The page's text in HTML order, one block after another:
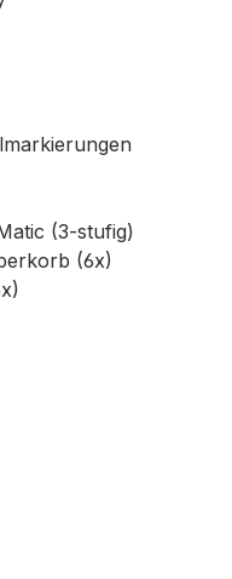
(3-stufig)
(6x)